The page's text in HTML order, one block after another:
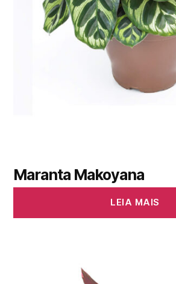
Maranta Makoyana
LEIA MAIS